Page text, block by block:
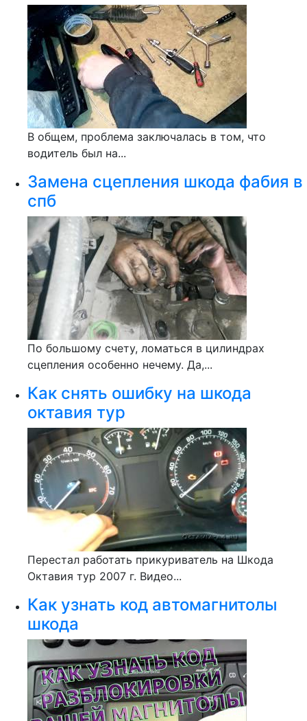
В общем, проблема заключалась в том, что
водитель был на...
Замена сцепления шкода фабия в
спб
По большому счету, ломаться в цилиндрах
сцепления особенно нечему. Да,...
Как снять ошибку на шкода
октавия тур
Перестал работать прикуриватель на Шкода
Октавия тур 2007 г. Видео...
Как узнать код автомагнитолы
шкода